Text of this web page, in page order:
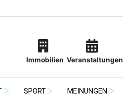
Immobilien Veranstaltungen
SPORT MEINUNGEN